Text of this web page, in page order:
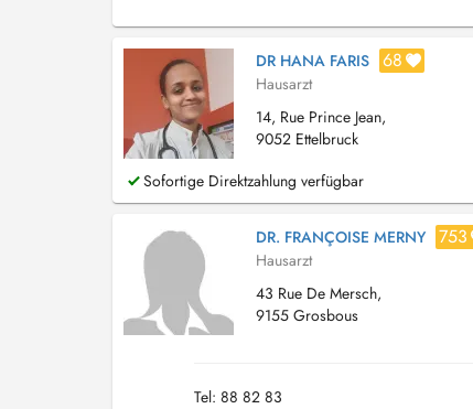
DR HANA FARIS 68
Hausarzt
14, Rue Prince Jean,
9052 Ettelbruck
Sofortige Direktzahlung verfügbar
DR. FRANÇOISE MERNY 753
Hausarzt
43 Rue De Mersch,
9155 Grosbous
Tel: 88 82 83